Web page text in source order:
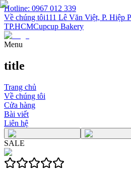
Hotline: 0967 012 339
Về chúng tôi111 Lê Văn Việt, P. Hiệp
TP.HCMCupcup Bakery
Menu
title
Trang chủ
Về chúng tôi
Cửa hàng
Bài viết
Liên hệ
SALE